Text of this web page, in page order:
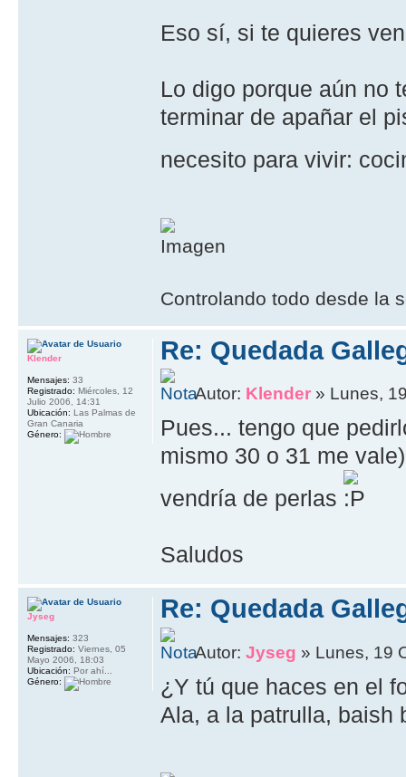
Eso sí, si te quieres
Lo digo porque aún no
terminar de apañar el
necesito para vivir:
Controlando todo desde la
Re: Quedada
Autor: Klender » Lunes,
Pues... tengo que
mismo 30 o 31 me
vendría de perlas
Saludos
Klender
Mensajes: 33
Registrado: Miércoles, 12
Julio 2006, 14:31
Ubicación: Las Palmas de
Gran Canaria
Género:
Re: Quedada
Autor:Jyseg » Lunes, 19
¿Y tú que haces en el
Ala, a la patrulla, baish
Jyseg
Mensajes: 323
Registrado: Viernes, 05
Mayo 2006, 18:03
Ubicación: Por ahí...
Género: